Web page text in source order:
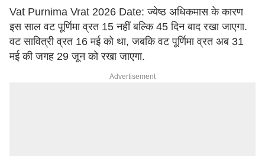
Vat Purnima Vrat 2026 Date: ज्येष्ठ अधिकमास के कारण
इस साल वट पूर्णिमा व्रत 15 नहीं बल्कि 45 दिन बाद रखा जाएगा.
वट सावित्री व्रत 16 मई को था, जबकि वट पूर्णिमा व्रत अब 31
मई की जगह 29 जून को रखा जाएगा.
Advertisement